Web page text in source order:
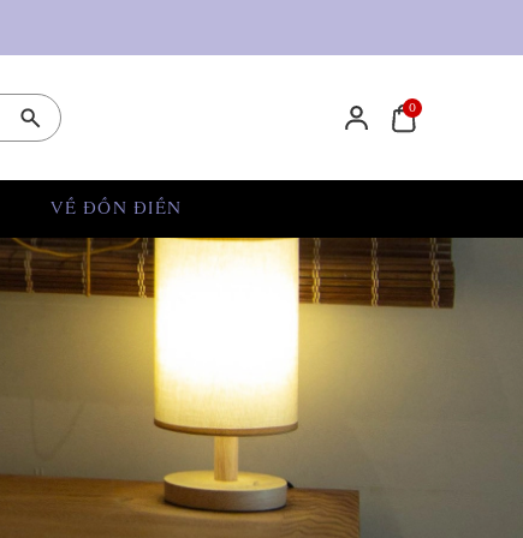
0
VỀ ĐỒN ĐIỀN